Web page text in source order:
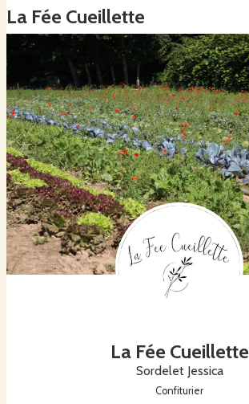
La Fée Cueillette
La Fée Cueillette
Sordelet Jessica
Confiturier